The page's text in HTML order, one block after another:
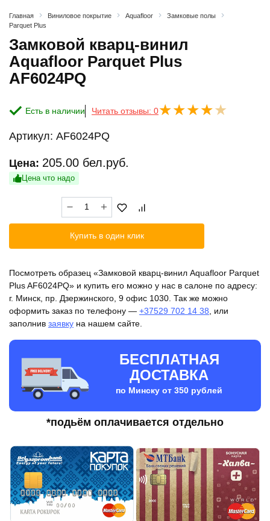
Главная Виниловое покрытие Aquafloor
Замковые полы
Parquet Plus
Замковой кварц-винил
Aquafloor Parquet Plus
AF6024PQ
Есть в наличии Читать отзывы: 0
Артикул: AF6024PQ
Цена: 205.00 бел.руб.
Цена что надо
Количество
товара
кварц-
Parquet
Plus
AF6024PQ
Купить в один клик
Посмотреть образец «Замковой кварц-винил Aquafloor Parquet
Plus AF6024PQ» и купить его можно у нас в салоне по адресу:
г. Минск, пр. Дзержинского, 9 офис 1030. Так же можно
оформить заказ по телефону — +37529 702 14 38 , или
заполнив заявку на нашем сайте.
БЕСПЛАТНАЯ
ДОСТАВКА
по Минску от 350 рублей
*подьём оплачивается отдельно